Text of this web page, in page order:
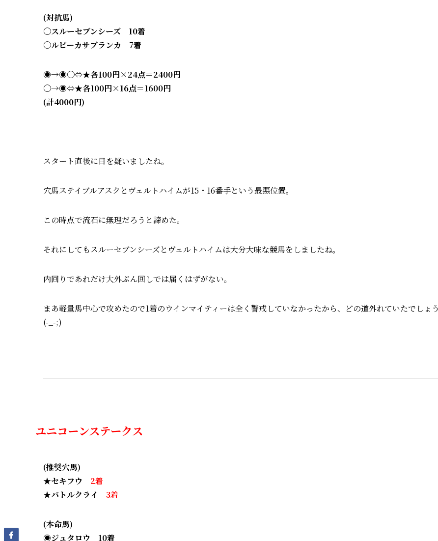
(対抗馬)
〇スルーセブンシーズ 10着
〇ルビーカサブランカ 7着
◉→◉〇⇔★各100円×24点＝2400円
〇→◉⇔★各100円×16点＝1600円
(計4000円)
スタート直後に目を疑いましたね。
穴馬ステイブルアスクとヴェルトハイムが15・16番手という最悪位置。
この時点で流石に無理だろうと諦めた。
それにしてもスルーセブンシーズとヴェルトハイムは大分大味な競馬をしましたね。
内回りであれだけ大外ぶん回しでは届くはずがない。
まあ軽量馬中心で攻めたので1着のウインマイティーは全く警戒していなかったから、どの道外れていたでしょう
(-_-;)
ユニコーンステークス
(推奨穴馬)
★セキフウ
2着
★バトルクライ
3着
(本命馬)
◉ジュタロウ 10着